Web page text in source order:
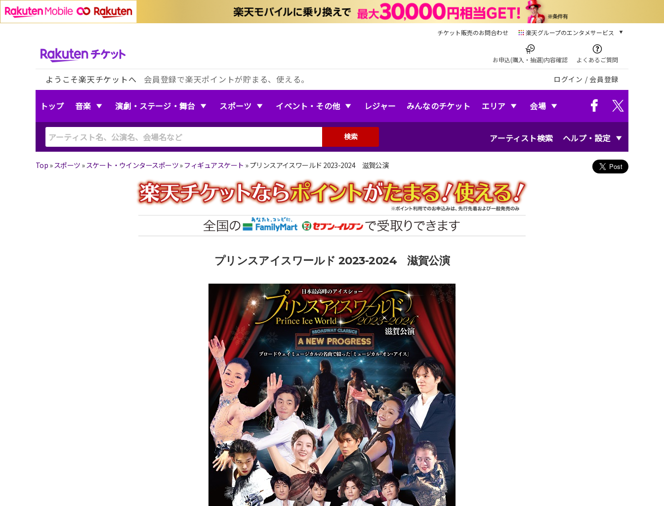
チケット販売のお問合わせ 楽天グループのエンタメサービス
本/ゲーム/CD/DVD
楽天ブックス
電子書籍
楽天Kobo
音楽配信
お申込(購入・抽選)内容確認 よくあるご質問
ようこそ楽天チケットへ 会員登録で楽天ポイントが貯まる、使える。 ログイン / 会員登録
トップ 音楽 演劇・ステージ・舞台 スポーツ イベント・その他 レジャー みんなのチケット エリア 会場
アーティスト検索 ヘルプ・設定
検索
Top » スポーツ » スケート・ウインタースポーツ» フィギュアスケート »プリンスアイスワールド 2023-2024 滋賀公演
プリンスアイスワールド 2023-2024 滋賀公演